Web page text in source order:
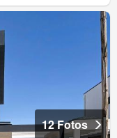
12 Fotos